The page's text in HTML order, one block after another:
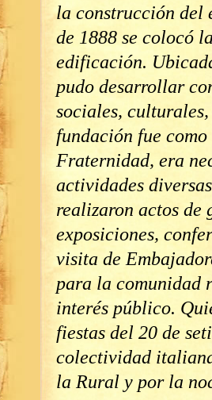
la construcción del
de 1888 se colocó
edificación.
pudo desarrollar
sociales,
fundación fue
Fraternidad, era
actividades
realizaron actos de
exposiciones,
visita de
para la comunidad
interés público.
fiestas del 20 de
colectividad
la Rural y por la